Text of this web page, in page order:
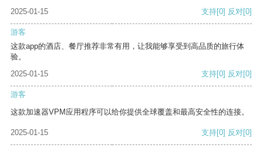
2025-01-15
支持[0] 反对[0]
游客
这款app的酒店、餐厅推荐非常有用，让我能够享受到高品质的旅行体
验。
2025-01-15
支持[0] 反对[0]
游客
这款加速器VPM应用程序可以给你提供全球覆盖和最高安全性的连接。
2025-01-15 支持[0] 反对[0]